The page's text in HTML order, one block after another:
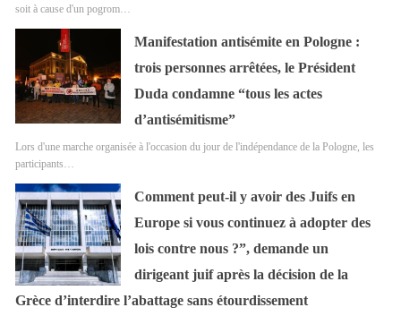
soit à cause d'un pogrom…
Manifestation antisémite en Pologne :
trois personnes arrêtées, le Président
Duda condamne “tous les actes
d’antisémitisme”
Lors d'une marche organisée à l'occasion du jour de l'indépendance de la Pologne, les
participants…
Comment peut-il y avoir des Juifs en
Europe si vous continuez à adopter des
lois contre nous ?”, demande un
dirigeant juif après la décision de la
Grèce d’interdire l’abattage sans étourdissement